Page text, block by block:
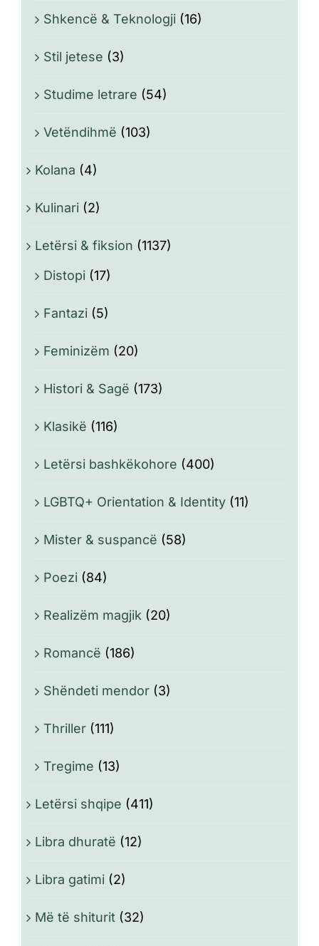
Shkencë & Teknologji (16)
Stil jetese (3)
Studime letrare (54)
Vetëndihmë (103)
Kolana (4)
Kulinari (2)
Letërsi & fiksion (1137)
Distopi (17)
Fantazi (5)
Feminizëm (20)
Histori & Sagë (173)
Klasikë (116)
Letërsi bashkëkohore (400)
LGBTQ+ Orientation & Identity (11)
Mister & suspancë (58)
Poezi (84)
Realizëm magjik (20)
Romancë (186)
Shëndeti mendor (3)
Thriller (111)
Tregime (13)
Letërsi shqipe (411)
Libra dhuratë (12)
Libra gatimi (2)
Më të shiturit (32)